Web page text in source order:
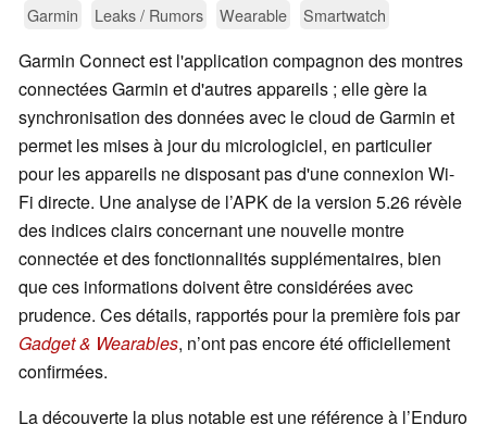
Garmin Leaks / Rumors Wearable Smartwatch
Garmin Connect est l'application compagnon des montres
connectées Garmin et d'autres appareils ; elle gère la
synchronisation des données avec le cloud de Garmin et
permet les mises à jour du micrologiciel, en particulier
pour les appareils ne disposant pas d'une connexion Wi-
Fi directe. Une analyse de l’APK de la version 5.26 révèle
des indices clairs concernant une nouvelle montre
connectée et des fonctionnalités supplémentaires, bien
que ces informations doivent être considérées avec
prudence. Ces détails, rapportés pour la première fois par
Gadget & Wearables, n’ont pas encore été officiellement
confirmées.
La découverte la plus notable est une référence à l’Enduro